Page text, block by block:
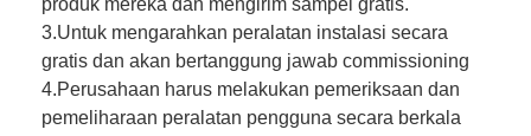
produk mereka dan mengirim sampel gratis.
3.Untuk mengarahkan peralatan instalasi secara
gratis dan akan bertanggung jawab commissioning
4.Perusahaan harus melakukan pemeriksaan dan
pemeliharaan peralatan pengguna secara berkala